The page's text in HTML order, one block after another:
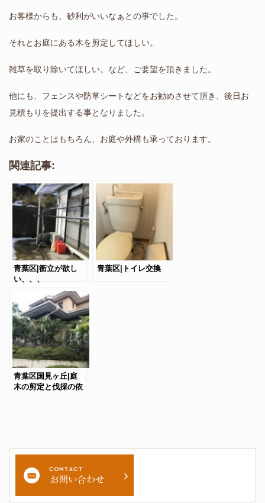
お客様からも、砂利がいいなぁとの事でした。
それとお庭にある木を剪定してほしい。
雑草を取り除いてほしい。など、ご要望を頂きました。
他にも、フェンスや防草シートなどをお勧めさせて頂き、後日お
見積もりを提出する事となりました。
お家のことはもちろん、お庭や外構も承っております。
関連記事:
青葉区|衝立が欲し
い、、、
青葉区|トイレ交換
青葉区国見ヶ丘|庭
木の剪定と伐採の依